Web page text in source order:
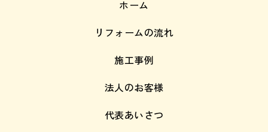
ホーム
リフォームの流れ
施工事例
法人のお客様
代表あいさつ